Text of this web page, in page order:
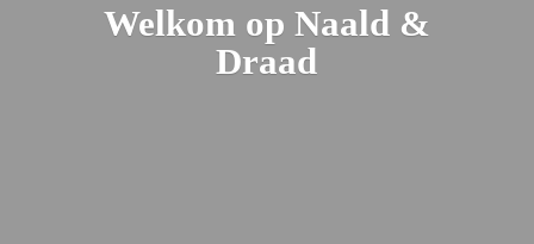
Welkom op Naald &
Draad